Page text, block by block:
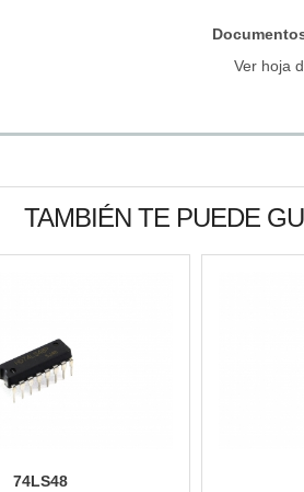
Ver hoja
TAMBIÉN TE PUEDE
74LS48